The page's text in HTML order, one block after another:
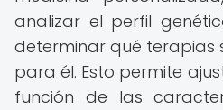
analizar el perfil
determinar qué terapias
para él. Esto permite
función de las